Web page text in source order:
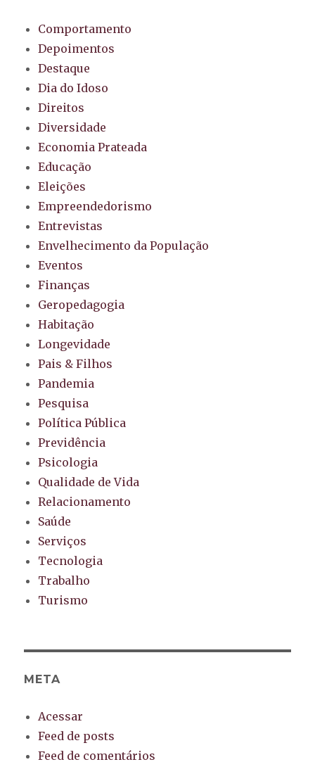
Comportamento
Depoimentos
Destaque
Dia do Idoso
Direitos
Diversidade
Economia Prateada
Educação
Eleições
Empreendedorismo
Entrevistas
Envelhecimento da População
Eventos
Finanças
Geropedagogia
Habitação
Longevidade
Pais & Filhos
Pandemia
Pesquisa
Política Pública
Previdência
Psicologia
Qualidade de Vida
Relacionamento
Saúde
Serviços
Tecnologia
Trabalho
Turismo
META
Acessar
Feed de posts
Feed de comentários